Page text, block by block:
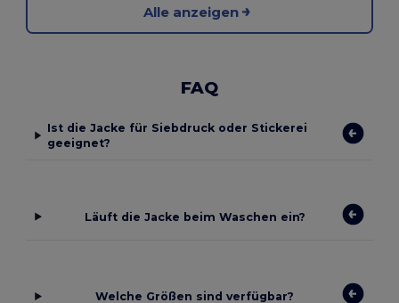
Alle anzeigen
FAQ
Ist die Jacke für Siebdruck oder Stickerei
geeignet?
Läuft die Jacke beim Waschen ein?
Welche Größen sind verfügbar?